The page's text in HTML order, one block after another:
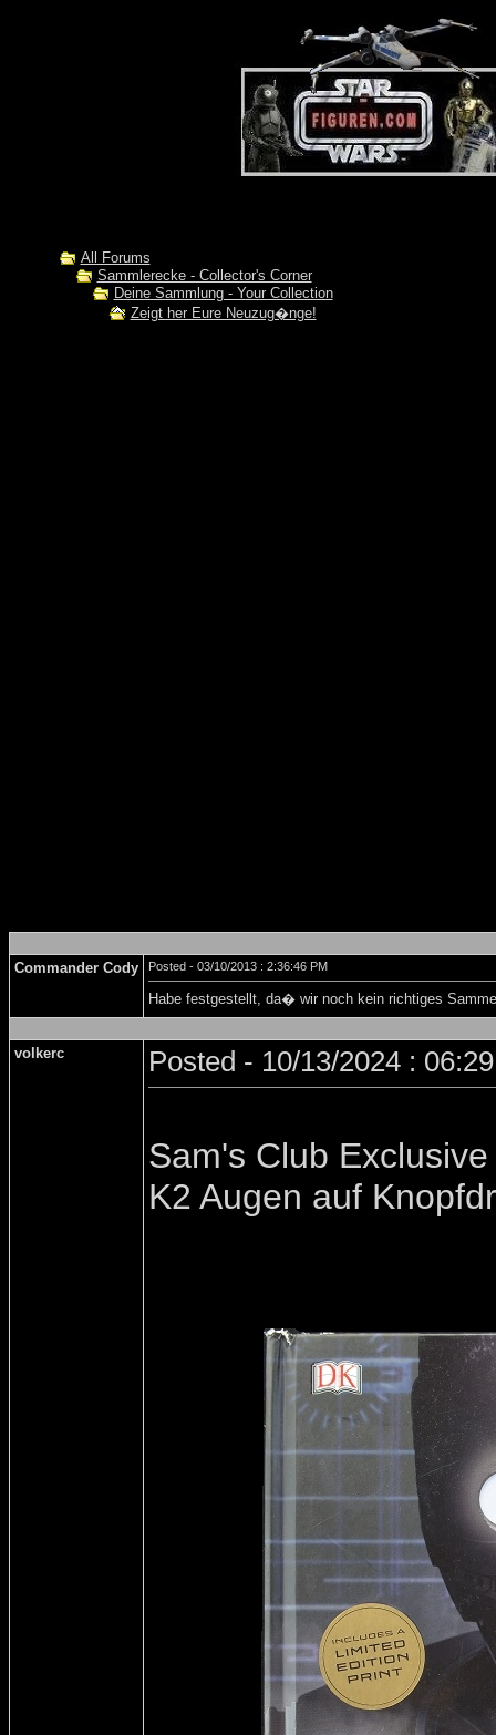
All Forums
Sammlerecke - Collector's Corner
Deine Sammlung - Your Collection
Zeigt her Eure Neuzug�nge!
Commander Cody Posted - 03/10/2013 : 2:36:46 PM
Habe festgestellt, da� wir noch kein richtiges
volkerc Posted - 10/13/2024 :
Sam's Club
K2 Augen auf